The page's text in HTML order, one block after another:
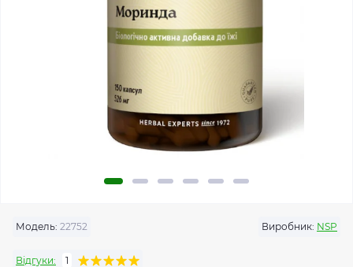
Модель: 22752 Виробник: NSP
Відгуки: 1